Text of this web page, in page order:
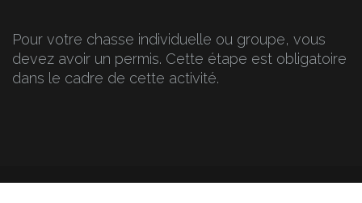
Pour votre chasse individuelle ou groupe, vous
devez avoir un permis. Cette étape est obligatoire
dans le cadre de cette activité.